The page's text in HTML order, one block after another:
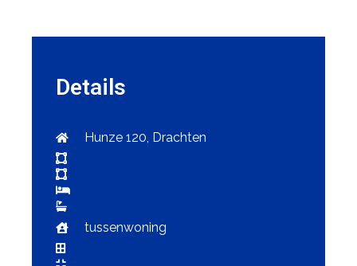
Details
Hunze 120, Drachten
tussenwoning